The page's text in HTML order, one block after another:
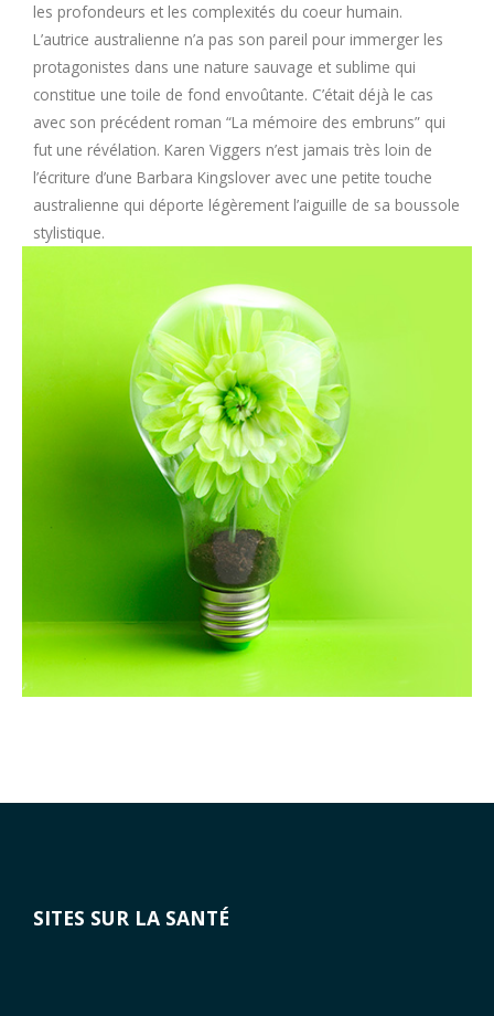
les profondeurs et les complexités du coeur humain.
L’autrice australienne n’a pas son pareil pour immerger les
protagonistes dans une nature sauvage et sublime qui
constitue une toile de fond envoûtante. C’était déjà le cas
avec son précédent roman “La mémoire des embruns” qui
fut une révélation. Karen Viggers n’est jamais très loin de
l’écriture d’une Barbara Kingslover avec une petite touche
australienne qui déporte légèrement l’aiguille de sa boussole
stylistique.
SITES SUR LA SANTÉ